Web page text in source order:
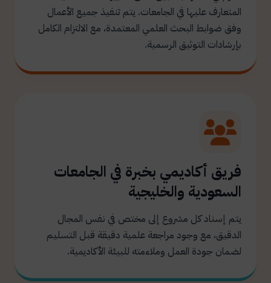
المتعارف عليها في الجامعات. يتم تنفيذ جميع الأعمال
وفق ضوابط البحث العلمي المعتمدة، مع الالتزام الكامل
بإرشادات التوثيق الرسمية.
فريق أكاديمي بخبرة في الجامعات
السعودية والخليجية
يتم إسناد كل مشروع إلى مختص في نفس المجال
الدقيق، مع وجود مراجعة علمية دقيقة قبل التسليم
لضمان جودة العمل وملاءمته للبيئة الأكاديمية.